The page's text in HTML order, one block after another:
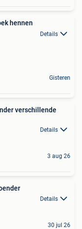
hennen
Details
Gisteren
verschillende
Details
3 aug 26
Details
30 jul 26